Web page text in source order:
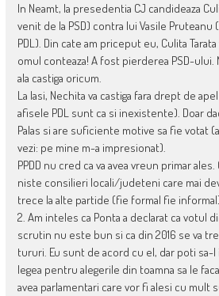
In Neamt, la presedentia CJ candideaza
venit de la PSD) contra lui Vasile Pruteanu
PDL). Din cate am priceput eu, Culita Tarata
omul conteaza! A fost pierderea PSD-ului.
ala castiga oricum.
La Iasi, Nechita va castiga fara drept de
afisele PDL sunt ca si inexistente). Doar
Palas si are suficiente motive sa fie votat
vezi: pe mine m-a impresionat).
PPDD nu cred ca va avea vreun primar
niste consilieri locali/judeteni care mai
trece la alte partide (fie formal fie
2. Am inteles ca Ponta a declarat ca votul
scrutin nu este bun si ca din 2016 se va
tururi. Eu sunt de acord cu el, dar poti
legea pentru alegerile din toamna sa le
avea parlamentari care vor fi alesi cu mult